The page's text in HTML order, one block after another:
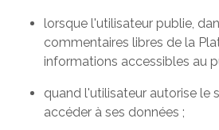
lorsque l'utilisateur publie,
commentaires libres de la
informations accessibles au
quand l'utilisateur autorise le
accéder à ses données ;